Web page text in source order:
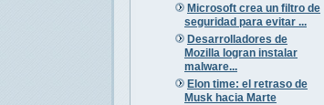
Microsoft crea un filtro de
seguridad para evitar ...
Desarrolladores de
Mozilla logran instalar
malware...
Elon time: el retraso de
Musk hacia Marte